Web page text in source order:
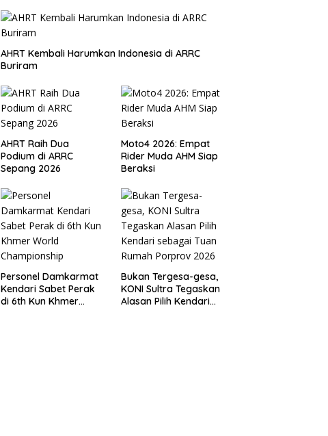
AHRT Kembali Harumkan Indonesia di ARRC
Buriram
AHRT Raih Dua
Podium di ARRC
Sepang 2026
Moto4 2026: Empat
Rider Muda AHM Siap
Beraksi
Personel Damkarmat
Kendari Sabet Perak
di 6th Kun Khmer
Bukan Tergesa-gesa,
KONI Sultra Tegaskan
Alasan Pilih Kendari